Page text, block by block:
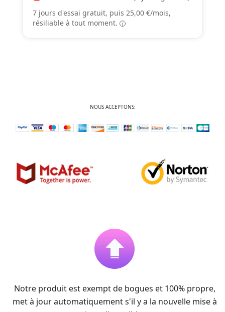
7 jours d'essai gratuit, puis 25,00 €/mois,
résiliable à tout moment.
NOUS ACCEPTONS:
Notre produit est exempt de bogues et 100% propre,
met à jour automatiquement s'il y a la nouvelle mise à